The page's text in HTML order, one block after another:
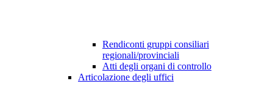
Rendiconti gruppi consiliari
regionali/provinciali
Atti degli organi di controllo
Articolazione degli uffici